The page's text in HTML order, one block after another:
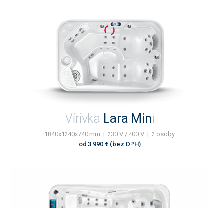
Vírivka Lara Mini
1840x1240x740 mm | 230 V / 400 V | 2 osoby
od 3 990 € (bez DPH)